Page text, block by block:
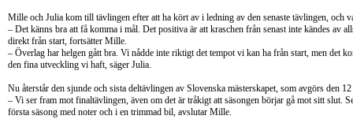
Mille och Julia kom till tävlingen efter att ha kört av i ledning av den senaste tävlingen, och
– Det känns bra att få komma i mål. Det positiva är att kraschen från senast inte kändes av
direkt från start, fortsätter Mille.
– Överlag har helgen gått bra. Vi nådde inte riktigt det tempot vi kan ha från start, men det
den fina utveckling vi haft, säger Julia.
Nu återstår den sjunde och sista deltävlingen av Slovenska mästerskapet, som avgörs den
– Vi ser fram mot finaltävlingen, även om det är tråkigt att säsongen börjar gå mot sitt slut.
första säsong med noter och i en trimmad bil, avslutar Mille.